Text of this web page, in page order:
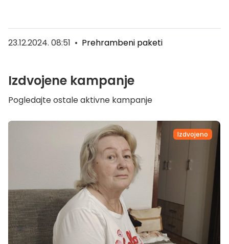
23.12.2024. 08:51 • Prehrambeni paketi
Izdvojene kampanje
Pogledajte ostale aktivne kampanje
Izdvojeno